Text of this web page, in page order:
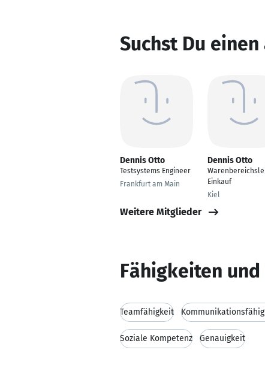
Suchst Du
Dennis Otto
Testsystems Engineer
Frankfurt am Main
Dennis Otto
Einkauf
Kiel
Weitere Mitglieder
Fähigkeiten
Teamfähigkeit
Soziale Kompetenz Genauigkeit